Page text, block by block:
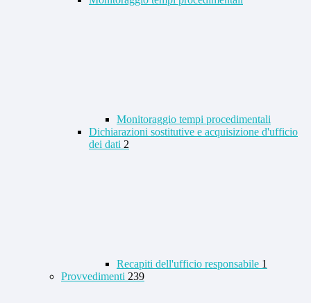
Monitoraggio tempi procedimentali
Dichiarazioni sostitutive e acquisizione d'ufficio
dei dati 2
Recapiti dell'ufficio responsabile 1
Provvedimenti 239